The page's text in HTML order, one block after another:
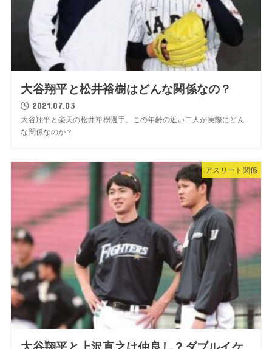
大谷翔平と松井裕樹はどんな関係なの？
2021.07.03
大谷翔平と楽天の松井裕樹選手。この年齢の近い二人が実際にどん
な関係なのか？
アスリート関係